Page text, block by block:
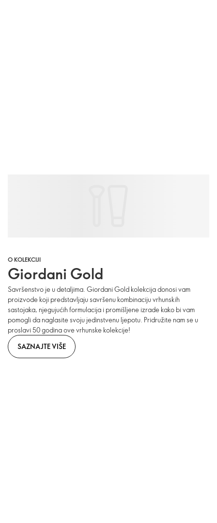
O KOLEKCIJI
Giordani Gold
Savršenstvo je u detaljima. Giordani Gold kolekcija donosi vam
proizvode koji predstavljaju savršenu kombinaciju vrhunskih
sastojaka, njegujućih formulacija i promišljene izrade kako bi vam
pomogli da naglasite svoju jedinstvenu ljepotu. Pridružite nam se u
proslavi 50 godina ove vrhunske kolekcije!
SAZNAJTE VIŠE